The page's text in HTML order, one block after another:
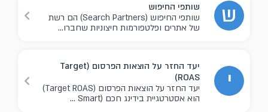
ש
שותפי החיפוש
שותפי החיפוש (Search Partners) הם רשת
של אתרים ופלטפורמות חיצוניות שחברו...
י
יעד החזר על הוצאות הפרסום (Target
ROAS)
יעד החזר על הוצאות הפרסום (Target ROAS)
הוא אסטרטגיית בידינג חכם (Smart ...